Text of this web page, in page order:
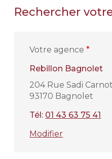
Rechercher
Votre agence*
Rebillon Bagnolet
204 Rue Sadi Carnot
93170 Bagnolet
Tél: 01 43 63 75 41
Modifier